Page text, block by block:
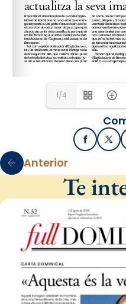
1/4
Facebook
X /
Anterior
Te